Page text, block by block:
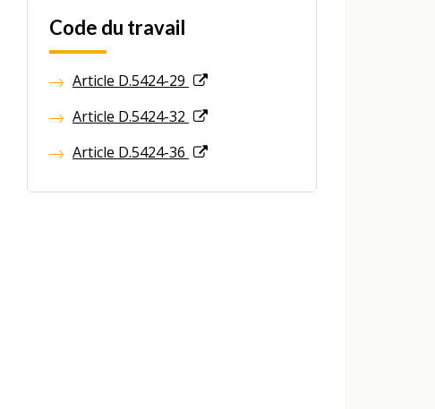
Code du travail
Article D.5424-29
Article D.5424-32
Article D.5424-36